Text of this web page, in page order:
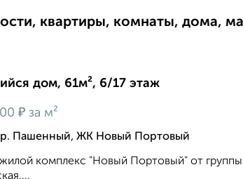
квартиры, комнаты, дома,
дом, 61м², 6/17 этаж
₽ за м²
Пашенный, ЖК Новый Портовый
комплекс "Новый Портовый" от